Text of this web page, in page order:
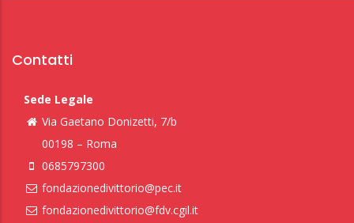
Contatti
Sede Legale
Via Gaetano Donizetti, 7/b
00198 – Roma
0685797300
fondazionedivittorio@pec.it
fondazionedivittorio@fdv.cgil.it